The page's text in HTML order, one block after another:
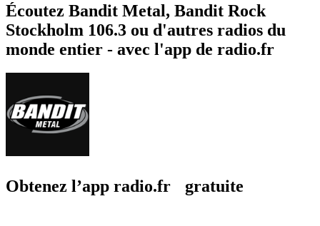
Écoutez Bandit Metal, Bandit Rock
Stockholm 106.3 ou d'autres radios du
monde entier - avec l'app de radio.fr
Obtenez l’app radio.fr gratuite